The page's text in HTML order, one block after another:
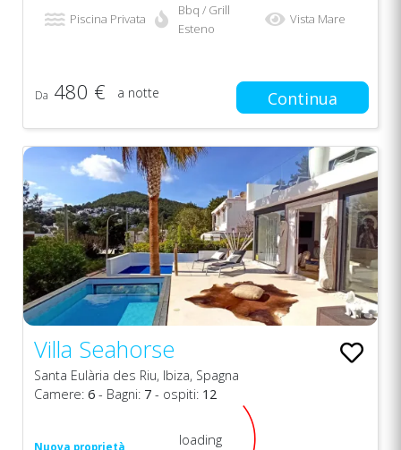
Piscina Privata
Bbq / Grill
Esteno
Vista Mare
Da 480 € a notte Continua
Villa Seahorse
Santa Eulària des Riu, Ibiza, Spagna
Camere: 6 - Bagni: 7 - ospiti: 12
Nuova proprietà loading